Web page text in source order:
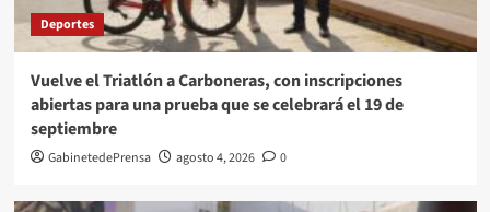
Deportes
Vuelve el Triatlón a Carboneras, con inscripciones
abiertas para una prueba que se celebrará el 19 de
septiembre
GabinetedePrensa agosto 4, 2026 0